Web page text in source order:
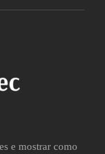
e mostrar como